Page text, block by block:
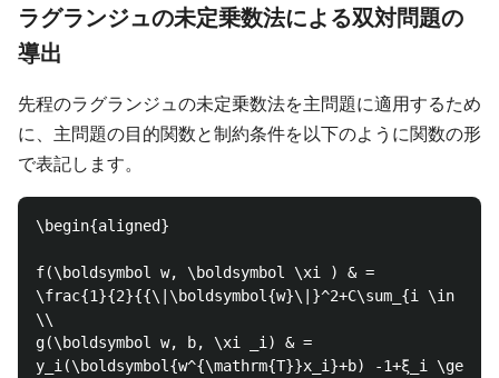
ラグランジュの未定乗数法による双対問題の
導出
先程のラグランジュの未定乗数法を主問題に適用するため
に、主問題の目的関数と制約条件を以下のように関数の形
で表記します。
\begin{aligned}
f(\boldsymbol w, \boldsymbol \xi ) & =
\frac{1}{2}{{\|\boldsymbol{w}\|}^2+C\sum_{i
\\
g(\boldsymbol w, b, \xi _i) & =
y_i(\boldsymbol{w^{\mathrm{T}}x_i}+b) -1+ξ_i \geq